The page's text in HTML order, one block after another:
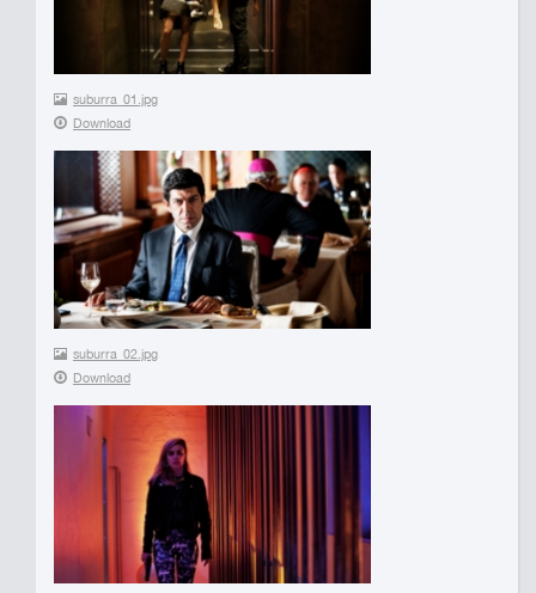
suburra_01.jpg
Download
suburra_02.jpg
Download